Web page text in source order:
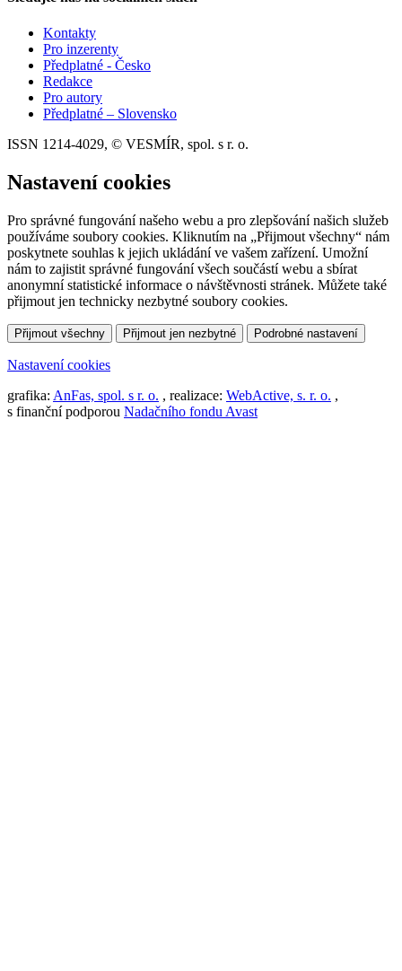
Kontakty
Pro inzerenty
Předplatné - Česko
Redakce
Pro autory
Předplatné – Slovensko
ISSN 1214-4029, © VESMÍR, spol. s r. o.
Nastavení cookies
Pro správné fungování našeho webu a pro zlepšování našich služeb
používáme soubory cookies. Kliknutím na „Přijmout všechny“ nám
poskytnete souhlas k jejich ukládání ve vašem zařízení. Umožní
nám to zajistit správné fungování všech součástí webu a sbírat
anonymní statistické informace o návštěvnosti stránek. Můžete také
přijmout jen technicky nezbytné soubory cookies.
Přijmout všechny Přijmout jen nezbytné Podrobné nastavení
Nastavení cookies
grafika: AnFas, spol. s r. o. , realizace: WebActive, s. r. o. ,
s finanční podporou Nadačního fondu Avast